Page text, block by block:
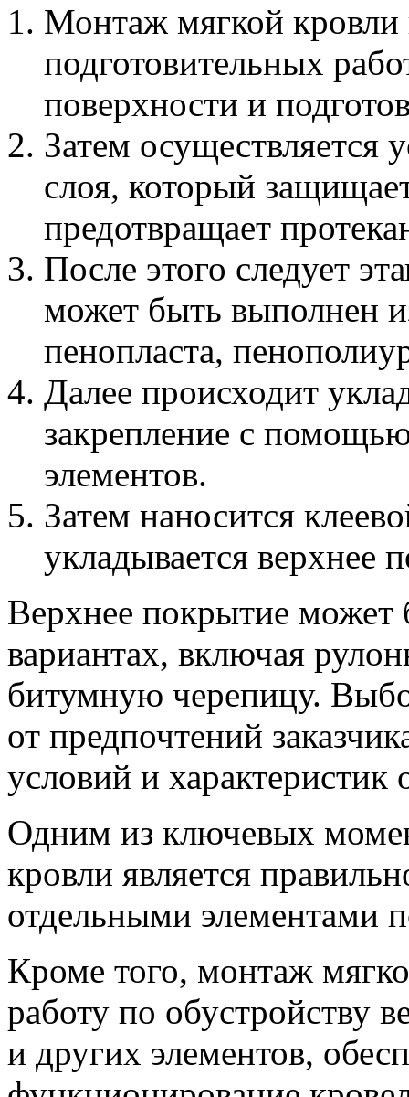
Монтаж мягкой кровли
подготовительных
поверхности и
Затем осуществляется
слоя, который
предотвращает
После этого следует
может быть выполнен
пенопласта,
Далее происходит
закрепление с
элементов.
Затем наносится
укладывается верхнее
Верхнее покрытие
вариантах, включая
битумную черепицу.
от предпочтений
условий и характеристик
Одним из ключевых
кровли является
отдельными элементами
Кроме того, монтаж
работу по обустройству
и других элементов,